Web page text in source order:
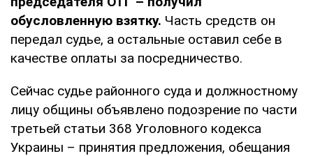
обусловленную взятку. Часть средств он
передал судье, а остальные оставил себе в
качестве оплаты за посредничество.
Сейчас судье районного суда и должностному
лицу общины объявлено подозрение по части
третьей статьи 368 Уголовного кодекса
Украины – принятия предложения, обещания